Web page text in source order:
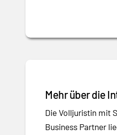
Mehr über die
Die Volljuristin mit
Business Partner